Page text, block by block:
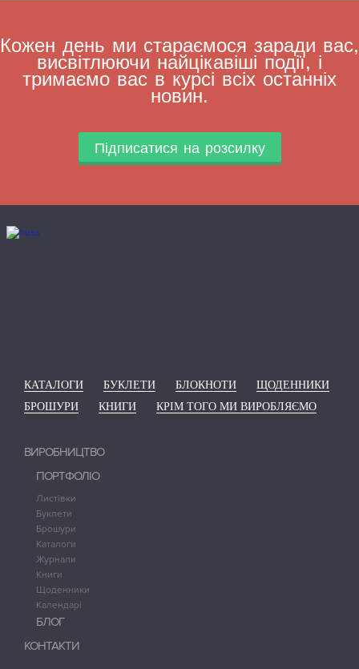
Кожен день ми стараємося заради вас,
висвітлюючи найцікавіші події, і
тримаємо вас в курсі всіх останніх
новин.
Підписатися на розсилку
КАТАЛОГИ БУКЛЕТИ БЛОКНОТИ
ЩОДЕННИКИ
БРОШУРИ
КНИГИ КРІМ ТОГО МИ ВИРОБЛЯЄМО
ВИРОБНИЦТВО
ПОРТФОЛІО
Листівки
Буклети
Брошури
Каталоги
Журнали
Книги
Щоденники
Календарі
БЛОГ
КОНТАКТИ